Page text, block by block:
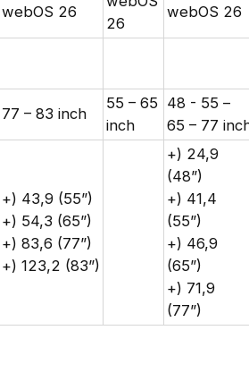
webOS 26
26
webOS 26
77 – 83 inch
55 – 65
inch
48 - 55 –
65 – 77
+) 43,9 (55”)
+) 54,3 (65”)
+) 83,6 (77”)
+) 123,2 (83”)
+) 24,9
(48”)
+) 41,4
(55”)
+) 46,9
(65”)
+) 71,9
(77”)